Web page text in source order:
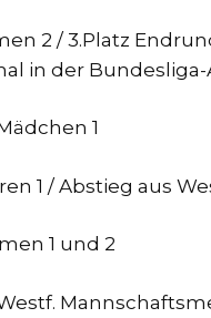
2 / 3.Platz
in der
1
1 / Abstieg aus
1 und 2